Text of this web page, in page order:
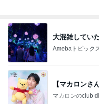
大混雑してい
Amebaトピック
【マカロンさ
マカロンのclub